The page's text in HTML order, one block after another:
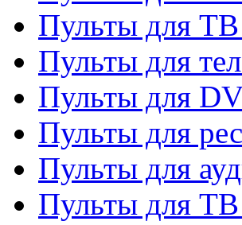
Пульты для ТВ
Пульты для
Пульты для
Пульты для
Пульты для
Пульты для ТВ